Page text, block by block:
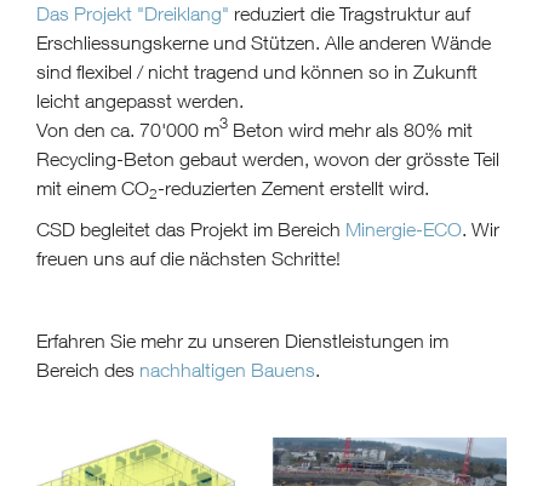
Das Projekt "Dreiklang" reduziert die Tragstruktur auf
Erschliessungskerne und Stützen. Alle anderen Wände
sind flexibel / nicht tragend und können so in Zukunft
leicht angepasst werden.
Von den ca. 70'000 m3 Beton wird mehr als 80% mit
Recycling-Beton gebaut werden, wovon der grösste Teil
mit einem CO2-reduzierten Zement erstellt wird.
CSD begleitet das Projekt im Bereich Minergie-ECO. Wir
freuen uns auf die nächsten Schritte!
Erfahren Sie mehr zu unseren Dienstleistungen im
Bereich des nachhaltigen Bauens.